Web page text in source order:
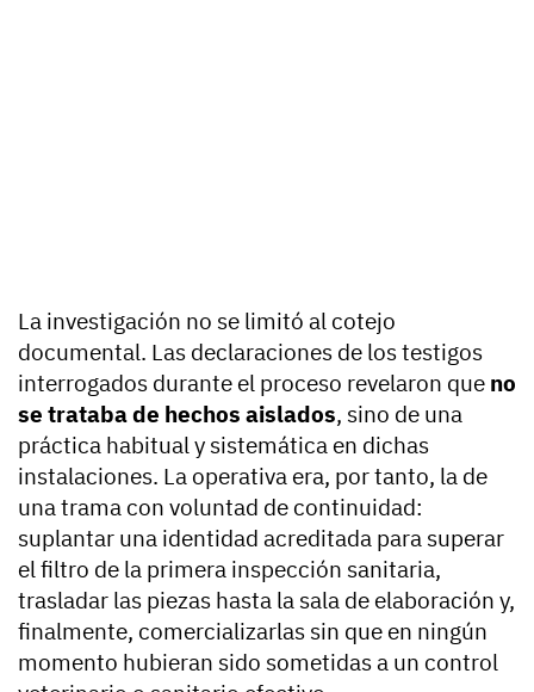
La investigación no se limitó al cotejo
documental. Las declaraciones de los testigos
interrogados durante el proceso revelaron que no
se trataba de hechos aislados, sino de una
práctica habitual y sistemática en dichas
instalaciones. La operativa era, por tanto, la de
una trama con voluntad de continuidad:
suplantar una identidad acreditada para superar
el filtro de la primera inspección sanitaria,
trasladar las piezas hasta la sala de elaboración y,
finalmente, comercializarlas sin que en ningún
momento hubieran sido sometidas a un control